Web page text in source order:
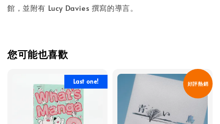
館，並附有 Lucy Davies 撰寫的導言。
您可能也喜歡
Last one! 好評熱銷